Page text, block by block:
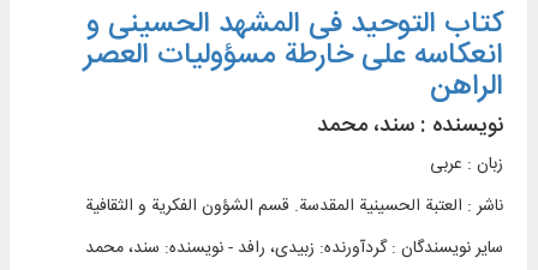
کتاب التوحید فی المشهد الحسینی و
انعکاسه علی خارطة مسؤولیات العصر
الراهن
نویسنده : سند، محمد
زبان : عربی
ناشر : العتبة الحسينية المقدسة. قسم الشؤون الفکریة و الثقافیة
سایر نویسندگان : گردآورنده: زبیدی، رافد - نویسنده: سند، محمد